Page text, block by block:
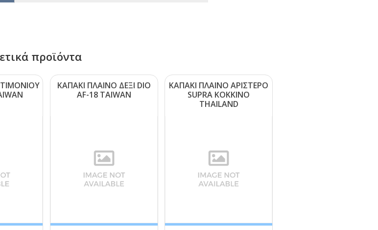
προϊόντα
ΚΑΠΑΚΙ ΠΛΑΙΝΟ ΔΕΞΙ DΙΟ
ΑF-18 ΤΑΙWΑΝ
ΚΑΠΑΚΙ ΠΛΑΙΝΟ ΑΡΙΣΤΕΡΟ
SUΡRΑ ΚΟΚΚΙΝΟ
ΤΗΑΙLΑΝD